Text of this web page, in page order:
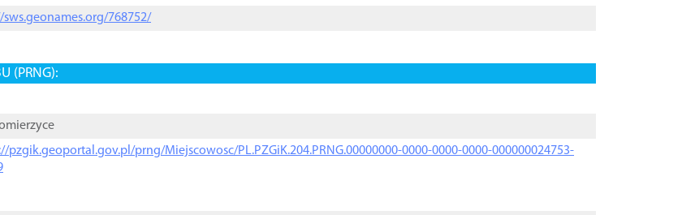
sws.geonames.org/768752/
(PRNG):
pzgik.geoportal.gov.pl/prng/Miejscowosc/PL.PZGiK.204.PRNG.00000000-0000-0000-0000-000000024753-